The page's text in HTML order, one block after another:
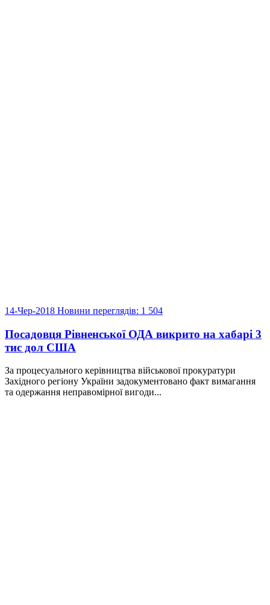
14-Чер-2018 Новини переглядів: 1 504
Посадовця Рівненської ОДА викрито на хабарі 3
тис дол США
За процесуального керівництва військової прокуратури
Західного регіону України задокументовано факт вимагання
та одержання неправомірної вигоди...